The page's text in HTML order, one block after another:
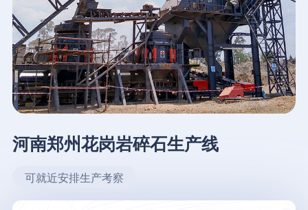
河南郑州花岗岩碎石生产线
可就近安排生产考察